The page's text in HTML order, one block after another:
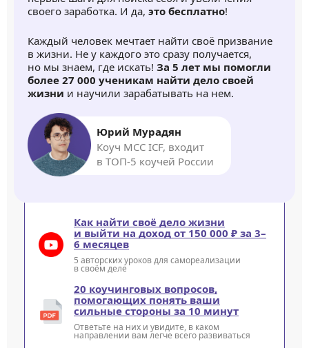
своего заработка. И да, это бесплатно!
Каждый человек мечтает найти своё призвание
в жизни. Не у каждого это сразу получается,
но мы знаем, где искать! За 5 лет мы помогли
более 27 000 ученикам найти дело своей
жизни и научили зарабатывать на нем.
Юрий Мурадян
Коуч MCC ICF, входит
в ТОП-5 коучей России
Как найти своё дело жизни
и выйти на доход от 150 000 ₽ за 3–
6 месяцев
5 авторских уроков для самореализации
в своём деле
20 коучинговых вопросов,
помогающих понять ваши
сильные стороны за 10 минут
Ответьте на них и увидите, в каком
направлении вам легче всего развиваться